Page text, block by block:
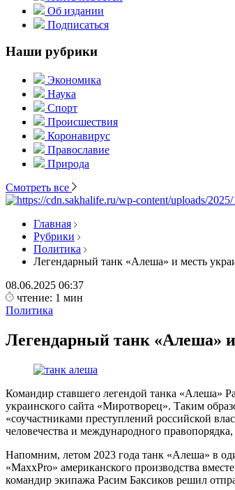
Об издании
Подписаться
Наши рубрики
Экономика
Наука
Спорт
Происшествия
Коронавирус
Православие
Природа
Смотреть все
Главная
Рубрики
Политика
Легендарный танк «Алеша» и месть
08.06.2025 06:37
чтение: 1 мин
Политика
Легендарный танк «Алеша»
Командир ставшего легендой танка «Алеша»
украинского сайта «Миротворец». Таким
«соучастниками преступлений российской
человечества и международного
Напомним, летом 2023 года танк «Алеша» в
«MaxxPro» американского производства
командир экипажа Расим Баксиков решил